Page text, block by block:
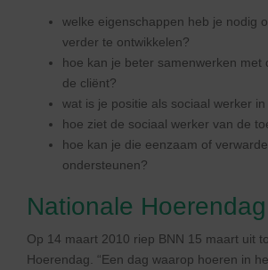
welke eigenschappen heb je nodig
verder te ontwikkelen?
hoe kan je beter samenwerken met
de cliënt?
wat is je positie als sociaal werker
hoe ziet de sociaal werker van de
hoe kan je die eenzaam of
ondersteunen?
Nationale Hoerendag
Op 14 maart 2010 riep BNN 15 maart uit
Hoerendag. “Een dag waarop hoeren in